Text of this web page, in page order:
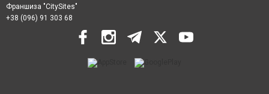
Франшиза "CitySites"
+38 (096) 91 303 68